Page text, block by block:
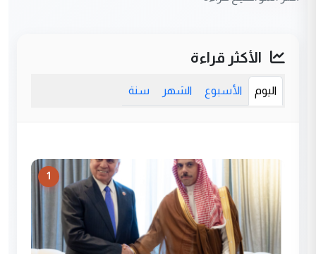
الأكثر قراءة
اليوم الأسبوع الشهر سنة
1